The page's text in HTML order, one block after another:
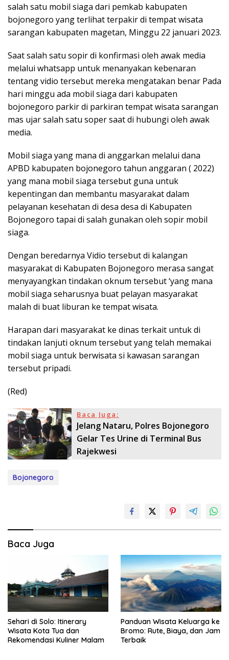
salah satu mobil siaga dari pemkab kabupaten
bojonegoro yang terlihat terpakir di tempat wisata
sarangan kabupaten magetan, Minggu 22 januari 2023.
Saat salah satu sopir di konfirmasi oleh awak media
melalui whatsapp untuk menanyakan kebenaran
tentang vidio tersebut mereka mengatakan benar Pada
hari minggu ada mobil siaga dari kabupaten
bojonegoro parkir di parkiran tempat wisata sarangan
mas ujar salah satu soper saat di hubungi oleh awak
media.
Mobil siaga yang mana di anggarkan melalui dana
APBD kabupaten bojonegoro tahun anggaran ( 2022)
yang mana mobil siaga tersebut guna untuk
kepentingan dan membantu masyarakat dalam
pelayanan kesehatan di desa desa di Kabupaten
Bojonegoro tapai di salah gunakan oleh sopir mobil
siaga.
Dengan beredarnya Vidio tersebut di kalangan
masyarakat di Kabupaten Bojonegoro merasa sangat
menyayangkan tindakan oknum tersebut ‘yang mana
mobil siaga seharusnya buat pelayan masyarakat
malah di buat liburan ke tempat wisata.
Harapan dari masyarakat ke dinas terkait untuk di
tindakan lanjuti oknum tersebut yang telah memakai
mobil siaga untuk berwisata si kawasan sarangan
tersebut pripadi.
(Red)
Baca Juga:
Jelang Nataru, Polres Bojonegoro
Gelar Tes Urine di Terminal Bus
Rajekwesi
Bojonegoro
Baca Juga
Sehari di Solo: Itinerary
Wisata Kota Tua dan
Rekomendasi Kuliner Malam
Panduan Wisata Keluarga ke
Bromo: Rute, Biaya, dan Jam
Terbaik